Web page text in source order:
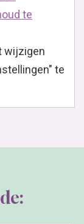
te
wijzigen
te